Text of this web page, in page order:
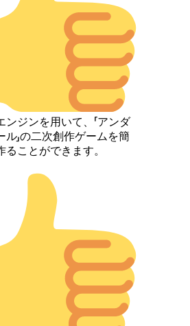
ンジンを用いて、「アンダ
ル」の二次創作ゲームを簡
ることができます。